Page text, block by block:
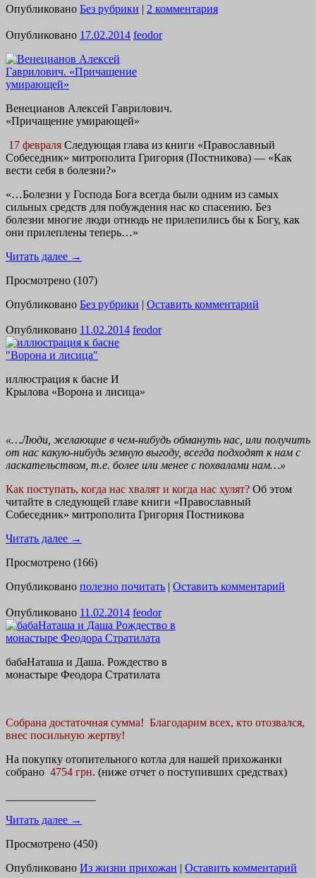
Опубликовано Без рубрики | 2 комментария
Опубликовано 17.02.2014 feodor
Венецианов Алексей Гаврилович.
«Причащение умирающей»
17 февраля Следующая глава из книги «Православный
Собеседник» митрополита Григория (Постникова) — «Как
вести себя в болезни?»
«…Болезни у Господа Бога всегда были одним из самых
сильных средств для побуждения нас ко спасению. Без
болезни многие люди отнюдь не прилепились бы к Богу, как
они прилеплены теперь…»
Читать далее →
Просмотрено (107)
Опубликовано Без рубрики | Оставить комментарий
Опубликовано 11.02.2014 feodor
иллюстрация к басне И
Крылова «Ворона и лисица»
«…Люди, желающие в чем-нибудь обмануть нас, или получить
от нас какую-нибудь земную выгоду, всегда подходят к нам с
ласкательством, т.е. более или менее с похвалами нам…»
Как поступать, когда нас хвалят и когда нас хулят? Об этом
читайте в следующей главе книги «Православный
Собеседник» митрополита Григория Постникова
Читать далее →
Просмотрено (166)
Опубликовано полезно почитать | Оставить комментарий
Опубликовано 11.02.2014 feodor
бабаНаташа и Даша. Рождество в
монастыре Феодора Стратилата
Собрана достаточная сумма! Благодарим всех, кто отозвался,
внес посильную жертву!
На покупку отопительного котла для нашей прихожанки
собрано 4754 грн. (ниже отчет о поступивших средствах)
Читать далее →
Просмотрено (450)
Опубликовано Из жизни прихожан | Оставить комментарий